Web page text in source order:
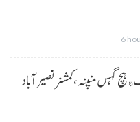
6
ءِ ہچ گہس منپنہ،کمشنر نصیرآباد